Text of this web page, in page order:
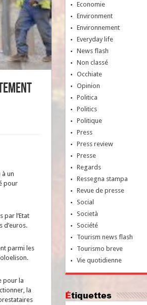
un
pour
par l’Etat
d’euros.
parmi les
pour la
la
Economie
Environment
Environnement
Everyday life
News flash
Non classé
Occhiate
Opinion
Politica
Politics
Politique
Press
Press review
Presse
Regards
Ressegna stampa
Revue de presse
Social
Società
Société
Tourism news flash
Tourismo breve
Vie quotidienne
Étiquettes